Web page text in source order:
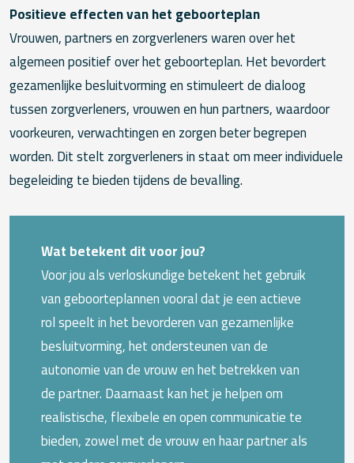
Positieve effecten van het geboorteplan
Vrouwen, partners en zorgverleners waren over het
algemeen positief over het geboorteplan. Het bevordert
gezamenlijke besluitvorming en stimuleert de dialoog
tussen zorgverleners, vrouwen en hun partners, waardoor
voorkeuren, verwachtingen en zorgen beter begrepen
worden. Dit stelt zorgverleners in staat om meer individuele
begeleiding te bieden tijdens de bevalling.
Wat betekent dit voor jou?
Voor jou als verloskundige betekent het gebruik
van geboorteplannen vooral dat je een actieve
rol speelt in het bevorderen van gezamenlijke
besluitvorming, het ondersteunen van de
autonomie van de vrouw en het betrekken van
de partner. Daarnaast kan het je helpen om
realistische, flexibele en open communicatie te
bieden, zowel met de vrouw en haar partner als